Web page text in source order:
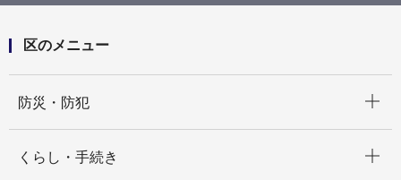
区のメニュー
防災・防犯
くらし・手続き